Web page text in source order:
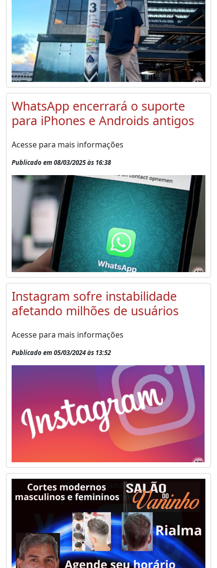
WhatsApp encerrará o suporte
para iPhones e Androids antigos
Acesse para mais informações
Publicado em 08/03/2025 às 16:38
Instagram sofre instabilidade
afetando milhões de usuários
Acesse para mais informações
Publicado em 05/03/2024 às 13:52